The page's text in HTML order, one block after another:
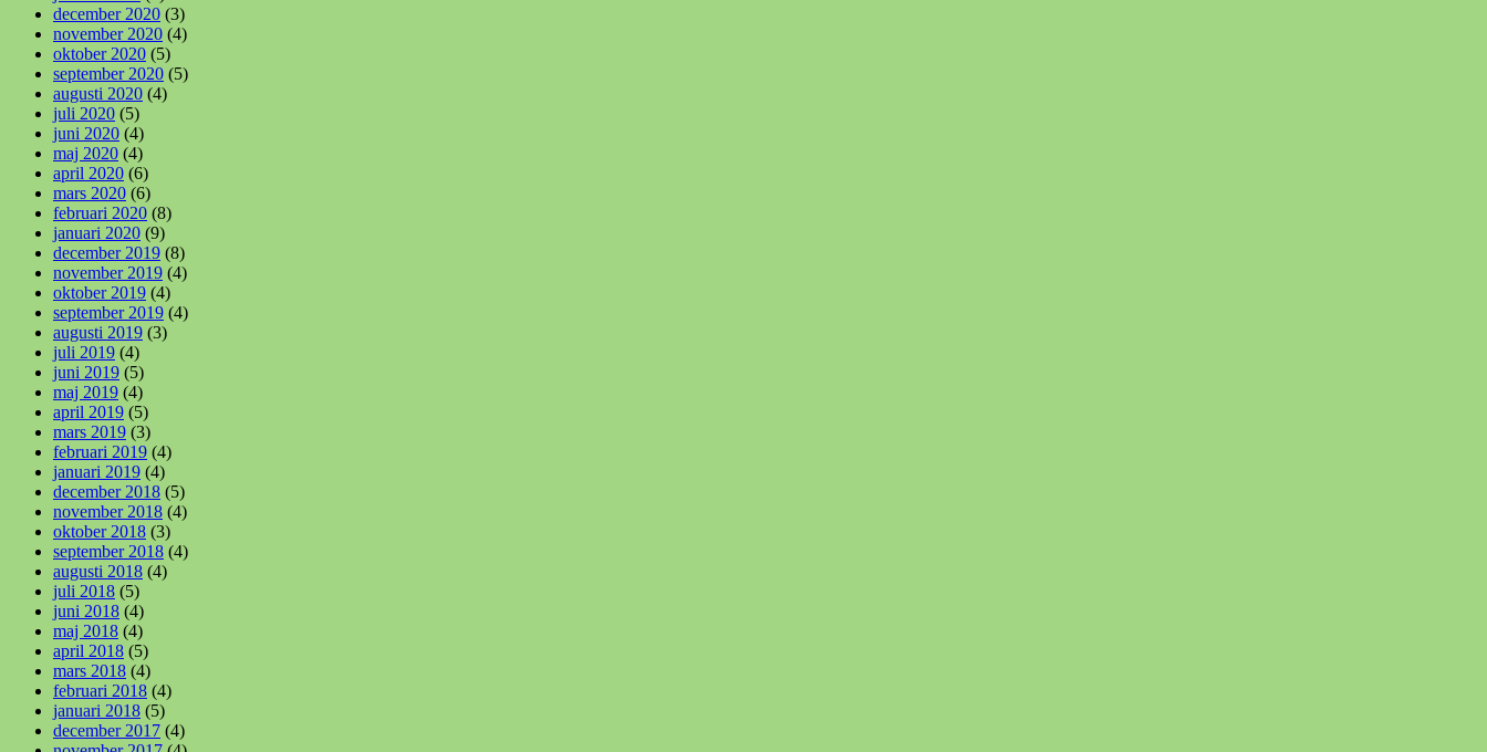
december 2020 (3)
november 2020 (4)
oktober 2020 (5)
september 2020 (5)
augusti 2020 (4)
juli 2020 (5)
juni 2020 (4)
maj 2020 (4)
april 2020 (6)
mars 2020 (6)
februari 2020 (8)
januari 2020 (9)
december 2019 (8)
november 2019 (4)
oktober 2019 (4)
september 2019 (4)
augusti 2019 (3)
juli 2019 (4)
juni 2019 (5)
maj 2019 (4)
april 2019 (5)
mars 2019 (3)
februari 2019 (4)
januari 2019 (4)
december 2018 (5)
november 2018 (4)
oktober 2018 (3)
september 2018 (4)
augusti 2018 (4)
juli 2018 (5)
juni 2018 (4)
maj 2018 (4)
april 2018 (5)
mars 2018 (4)
februari 2018 (4)
januari 2018 (5)
december 2017 (4)